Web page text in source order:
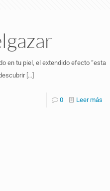
en tu piel, el extendido efecto “esta
[…]
0 Leer más